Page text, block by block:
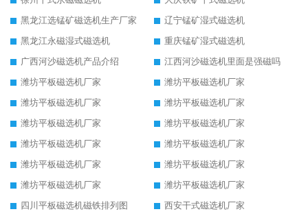
黑龙江选锰矿磁选机生产厂家
辽宁锰矿湿式磁选机
黑龙江永磁湿式磁选机
重庆锰矿湿式磁选机
广西河沙磁选机产品介绍
江西河沙磁选机里面是强磁吗
潍坊平板磁选机厂家
潍坊平板磁选机厂家
潍坊平板磁选机厂家
潍坊平板磁选机厂家
潍坊平板磁选机厂家
潍坊平板磁选机厂家
潍坊平板磁选机厂家
潍坊平板磁选机厂家
潍坊平板磁选机厂家
潍坊平板磁选机厂家
潍坊平板磁选机厂家
潍坊平板磁选机厂家
四川平板磁选机磁铁排列图
西安干式磁选机厂家